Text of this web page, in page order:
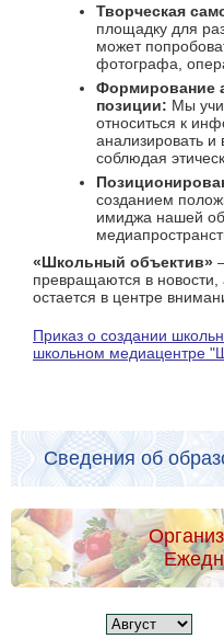
Творческая
площадку для
может
фотографа,
Формирование
позиции: Мы
относиться к
анализировать и
соблюдая
созданием
имиджа нашей
«Школьный объектив»
превращаются в новости,
остается в центре
Приказ о создании
школьном медиацентре
Сведения об